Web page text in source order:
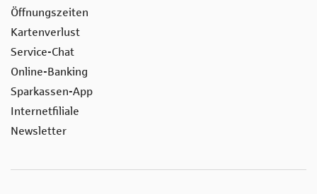
Öffnungszeiten
Kartenverlust
Service-Chat
Online-Banking
Sparkassen-App
Internetfiliale
Newsletter